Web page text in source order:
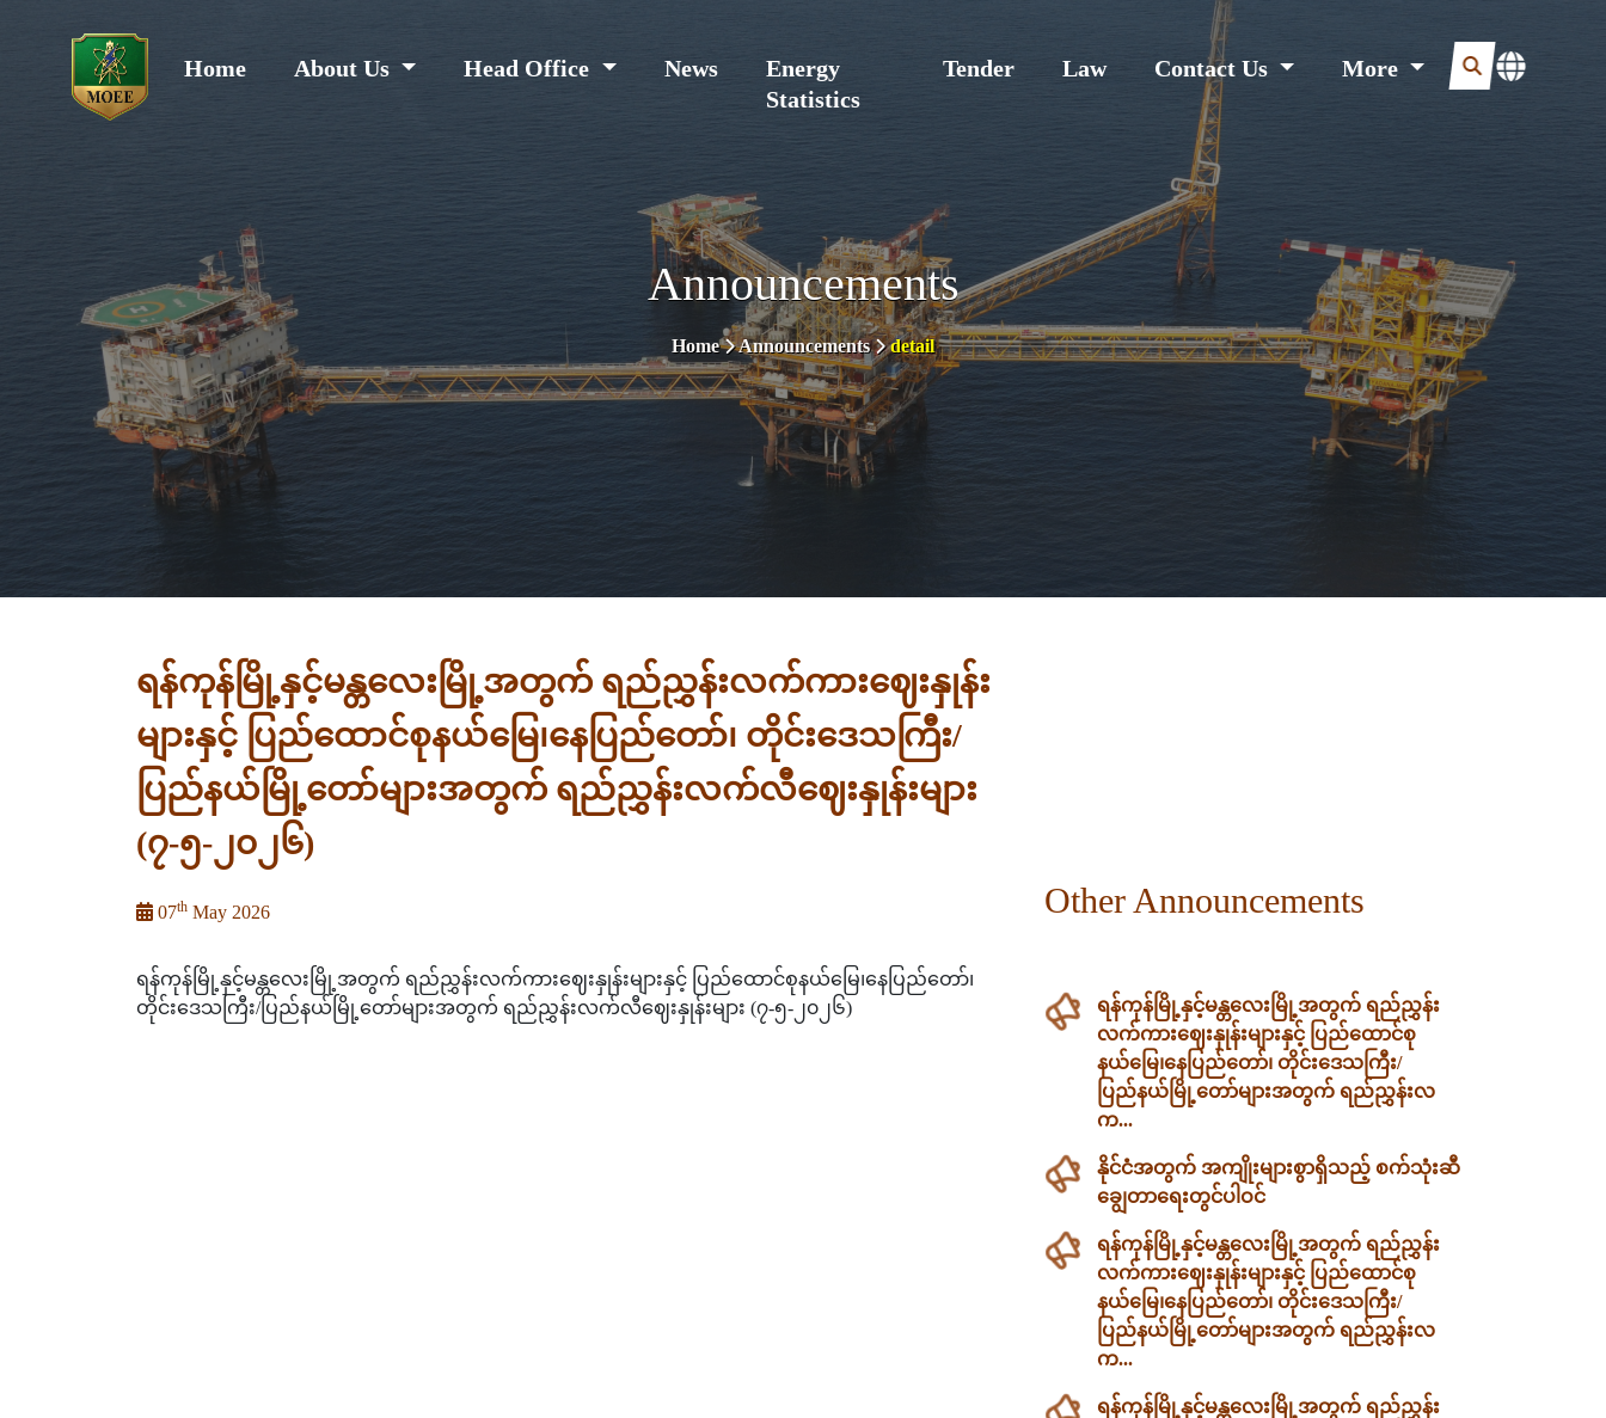
Home About Us Head Office News
Energy
Statistics
Tender Law Contact Us More
Announcements
Home Announcements detail
ရန်ကုန်မြို့နှင့်မန္တလေးမြို့အတွက် ရည်ညွှန်းလက်ကားဈေးနှုန်း
များနှင့် ပြည်ထောင်စုနယ်မြေ၊နေပြည်တော်၊ တိုင်းဒေသကြီး/
ပြည်နယ်မြို့တော်များအတွက် ရည်ညွှန်းလက်လီဈေးနှုန်းများ
(၇-၅-၂၀၂၆)
07th May 2026
ရန်ကုန်မြို့နှင့်မန္တလေးမြို့အတွက် ရည်ညွှန်းလက်ကားဈေးနှုန်းများနှင့် ပြည်ထောင်စုနယ်မြေ၊နေပြည်တော်၊
တိုင်းဒေသကြီး/ပြည်နယ်မြို့တော်များအတွက် ရည်ညွှန်းလက်လီဈေးနှုန်းများ (၇-၅-၂၀၂၆)
Other Announcements
ရန်ကုန်မြို့နှင့်မန္တလေးမြို့အတွက် ရည်ညွှန်း
လက်ကားဈေးနှုန်းများနှင့် ပြည်ထောင်စု
နယ်မြေ၊နေပြည်တော်၊ တိုင်းဒေသကြီး/
ပြည်နယ်မြို့တော်များအတွက် ရည်ညွှန်းလ
က...
နိုင်ငံအတွက် အကျိုးများစွာရှိသည့် စက်သုံးဆီ
ချွေတာရေးတွင်ပါဝင်
ရန်ကုန်မြို့နှင့်မန္တလေးမြို့အတွက် ရည်ညွှန်း
လက်ကားဈေးနှုန်းများနှင့် ပြည်ထောင်စု
နယ်မြေ၊နေပြည်တော်၊ တိုင်းဒေသကြီး/
ပြည်နယ်မြို့တော်များအတွက် ရည်ညွှန်းလ
က...
ရန်ကုန်မြို့နှင့်မန္တလေးမြို့အတွက် ရည်ညွှန်း